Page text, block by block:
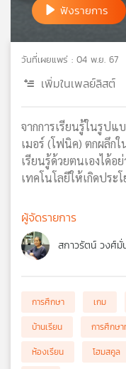
บี
เอส
วิทยุ
เครือ
ข่าย
ฟังรายการ
วันที่เผยแพร่ : 04 พ.ย. 67
เพิ่มในเพลย์ลิสต์
จากการเรียนรู้ในรูปแ
เมอร์ (โฟนิค) ตกผลึกใ
เรียนรู้ด้วยตนเองได้อ
เทคโนโลยีให้เกิดปร
ผู้จัดรายการ
สกาวรัตน์ วงศ์มั่
การศึกษา เกม
บ้านเรียน
การศึกษา
ห้องเรียน
โฮมสคูล